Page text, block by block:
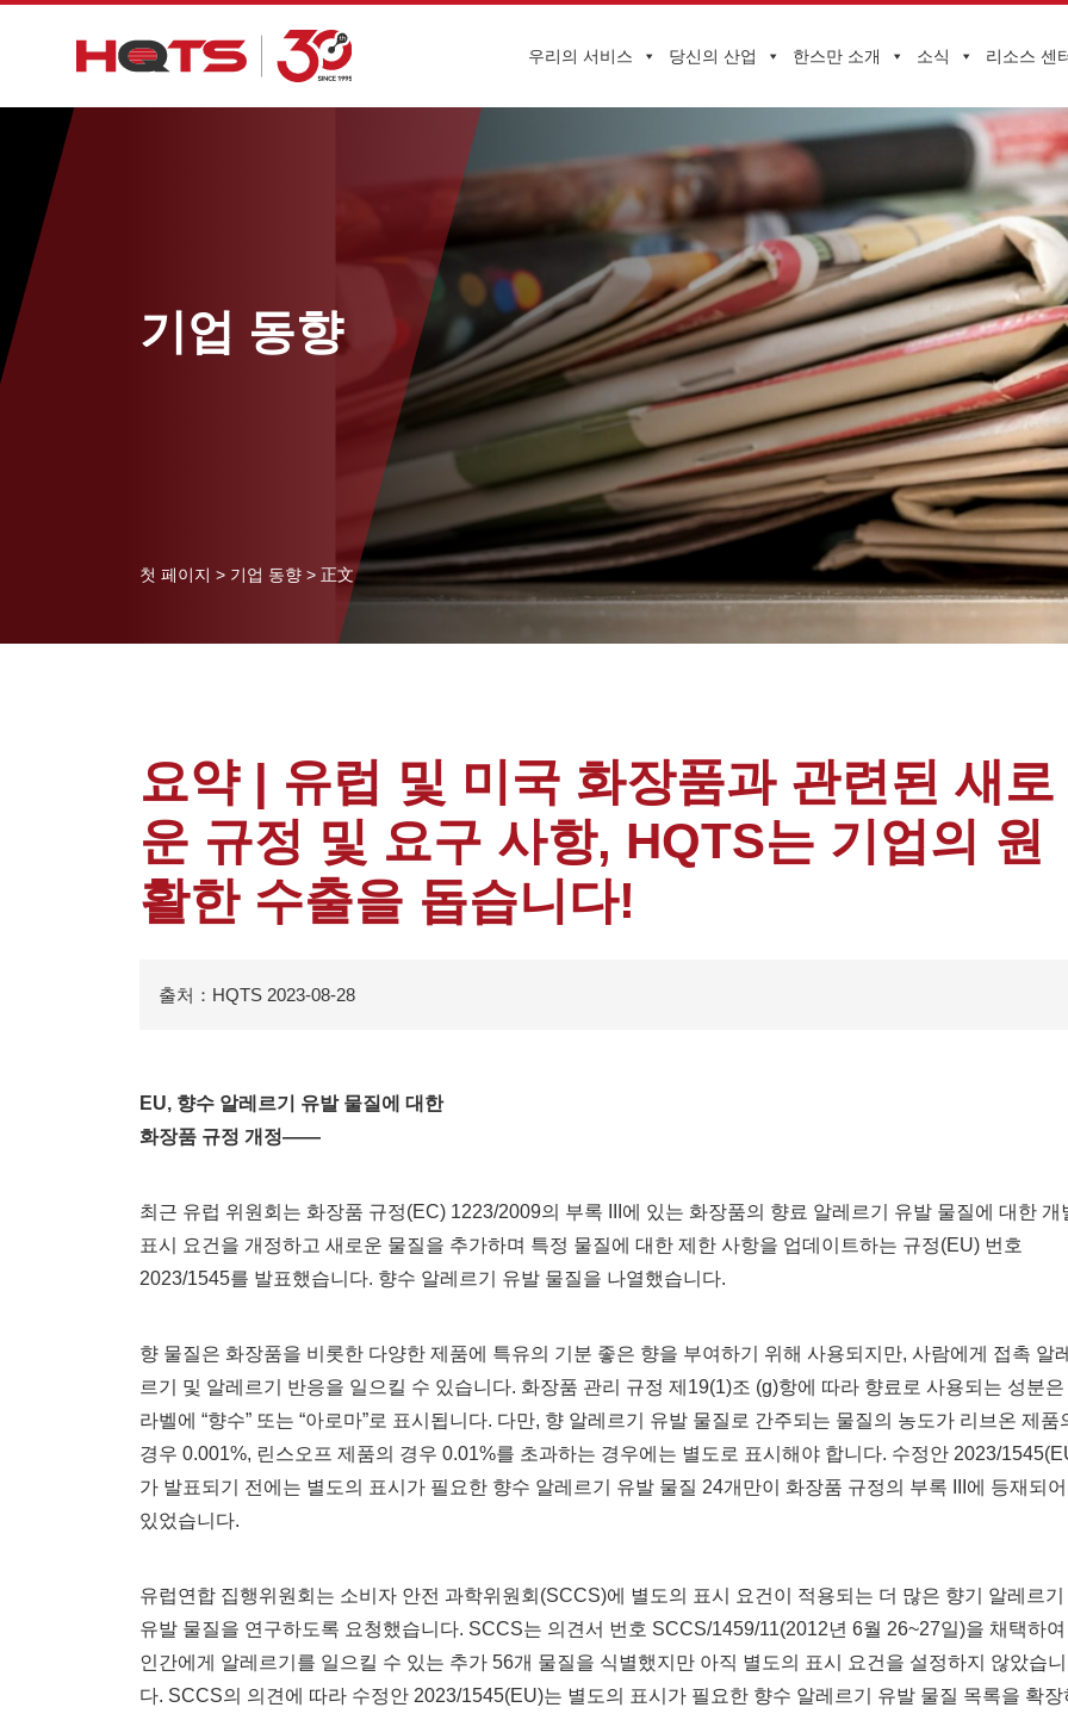
우리의 서비스 당신의 산업 한스만 소개 소식 리소스 센
기업 동향
첫 페이지 > 기업 동향 > 正文
요약 | 유럽 및 미국 화장품과 관련된 새로
운 규정 및 요구 사항, HQTS는 기업의 원
활한 수출을 돕습니다!
출처：HQTS 2023-08-28
EU, 향수 알레르기 유발 물질에 대한
화장품 규정 개정——
최근 유럽 위원회는 화장품 규정(EC) 1223/2009의 부록 III에 있는 화장품의 향료 알레르기 유발 물질에 대한 개
표시 요건을 개정하고 새로운 물질을 추가하며 특정 물질에 대한 제한 사항을 업데이트하는 규정(EU) 번호
2023/1545를 발표했습니다. 향수 알레르기 유발 물질을 나열했습니다.
향 물질은 화장품을 비롯한 다양한 제품에 특유의 기분 좋은 향을 부여하기 위해 사용되지만, 사람에게 접촉 알레
르기 및 알레르기 반응을 일으킬 수 있습니다. 화장품 관리 규정 제19(1)조 (g)항에 따라 향료로 사용되는 성분은
라벨에 “향수” 또는 “아로마”로 표시됩니다. 다만, 향 알레르기 유발 물질로 간주되는 물질의 농도가 리브온 제품
경우 0.001%, 린스오프 제품의 경우 0.01%를 초과하는 경우에는 별도로 표시해야 합니다. 수정안 2023/
가 발표되기 전에는 별도의 표시가 필요한 향수 알레르기 유발 물질 24개만이 화장품 규정의 부록 III에 등재되어
있었습니다.
유럽연합 집행위원회는 소비자 안전 과학위원회(SCCS)에 별도의 표시 요건이 적용되는 더 많은 향기 알레르기
유발 물질을 연구하도록 요청했습니다. SCCS는 의견서 번호 SCCS/1459/11(2012년 6월 26~27일)을 채택하여
인간에게 알레르기를 일으킬 수 있는 추가 56개 물질을 식별했지만 아직 별도의 표시 요건을 설정하지 않았습니
다. SCCS의 의견에 따라 수정안 2023/1545(EU)는 별도의 표시가 필요한 향수 알레르기 유발 물질 목록을 확장